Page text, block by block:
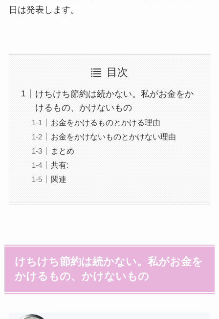
日は発表します。
目次
けちけち節約は続かない。私がお金をか
けるもの、かけないもの
お金をかけるものとかける理由
お金をかけないものとかけない理由
まとめ
共有:
関連
けちけち節約は続かない。私がお金を
かけるもの、かけないもの